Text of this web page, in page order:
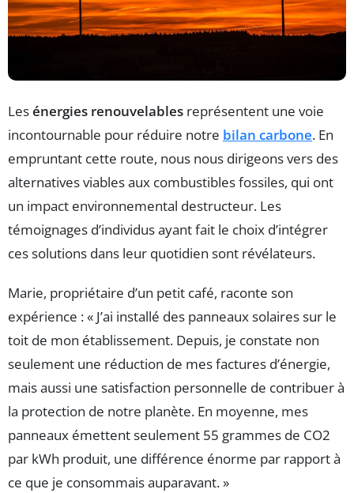
Lesénergies renouvelables représentent une voie
incontournable pour réduire notre bilan carbone. En
empruntant cette route, nous nous dirigeons vers des
alternatives viables aux combustibles fossiles, qui ont
un impact environnemental destructeur. Les
témoignages d’individus ayant fait le choix d’intégrer
ces solutions dans leur quotidien sont révélateurs.
Marie, propriétaire d’un petit café, raconte son
expérience : « J’ai installé des panneaux solaires sur le
toit de mon établissement. Depuis, je constate non
seulement une réduction de mes factures d’énergie,
mais aussi une satisfaction personnelle de contribuer à
la protection de notre planète. En moyenne, mes
panneaux émettent seulement 55 grammes de CO2
par kWh produit, une différence énorme par rapport à
ce que je consommais auparavant. »